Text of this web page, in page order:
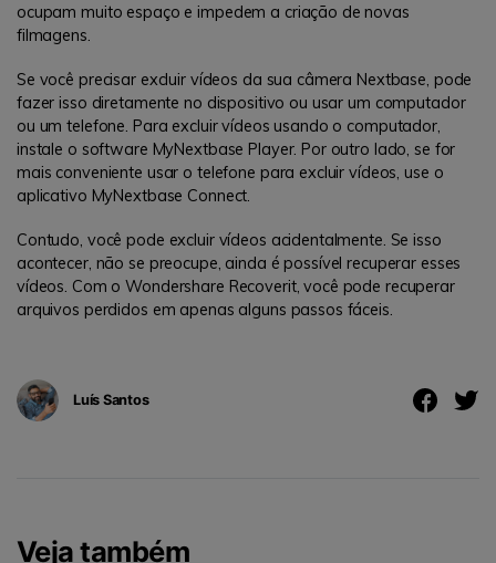
ocupam muito espaço e impedem a criação de novas
filmagens.
Se você precisar excluir vídeos da sua câmera Nextbase, pode
fazer isso diretamente no dispositivo ou usar um computador
ou um telefone. Para excluir vídeos usando o computador,
instale o software MyNextbase Player. Por outro lado, se for
mais conveniente usar o telefone para excluir vídeos, use o
aplicativo MyNextbase Connect.
Contudo, você pode excluir vídeos acidentalmente. Se isso
acontecer, não se preocupe, ainda é possível recuperar esses
vídeos. Com o Wondershare Recoverit, você pode recuperar
arquivos perdidos em apenas alguns passos fáceis.
Luís Santos
Veja também